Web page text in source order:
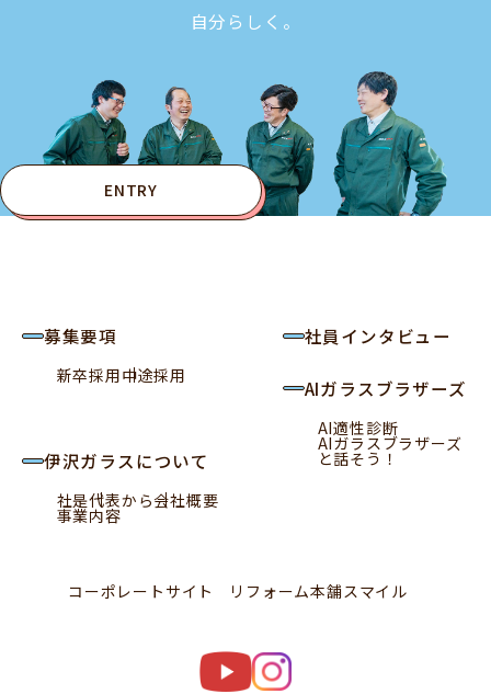
自分らしく。
ENTRY
募集要項
新卒採用中途採用
伊沢ガラスについて
社是代表から会社概要
事業内容
社員インタビュー
AIガラスブラザーズ
AI適性診断
AIガラスブラザーズ
と話そう！
コーポレートサイト リフォーム本舗スマイル